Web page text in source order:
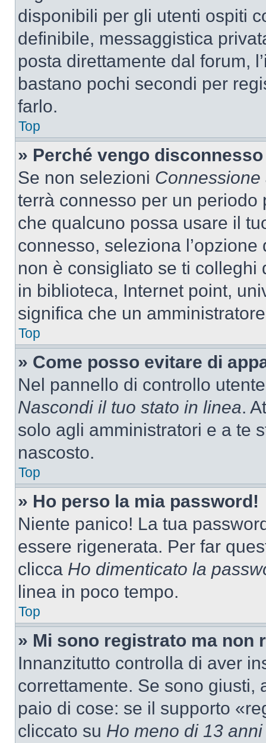
disponibili per gli utenti ospiti
definibile, messaggistica
posta direttamente dal forum,
bastano pochi secondi per
farlo.
Top
» Perché vengo
Se non selezioni
terrà connesso per un
che qualcuno possa usare il
connesso, seleziona
non è consigliato se ti
in biblioteca, Internet point,
significa che un
Top
» Come posso evitare di
Nel pannello di controllo
Nascondi il tuo stato in linea.
solo agli amministratori e a te
nascosto.
Top
» Ho perso la mia password!
Niente panico! La tua
essere rigenerata. Per far
clicca Ho dimenticato la
linea in poco tempo.
Top
» Mi sono registrato ma non
Innanzitutto controlla di aver
correttamente. Se sono giusti,
paio di cose: se il supporto
cliccato su Ho meno di 13 anni